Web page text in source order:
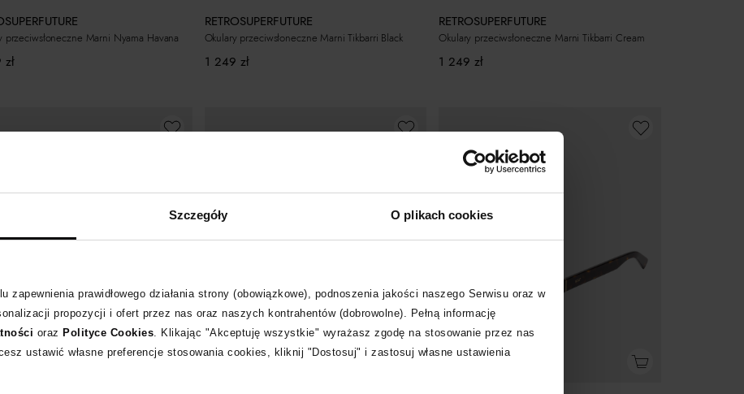
Szczegóły O plikach cookies
zapewnienia prawidłowego działania strony (obowiązkowe), podnoszenia jakości naszego Serwisu oraz w
propozycji i ofert przez nas oraz naszych kontrahentów (dobrowolne). Pełną informację
oraz Polityce Cookies . Klikając "Akceptuję wszystkie" wyrażasz zgodę na stosowanie przez nas
ustawić własne preferencje stosowania cookies, kliknij "Dostosuj" i zastosuj własne ustawienia
przeciwsłoneczne Marni Nyama Havana
zł
RETROSUPERFUTURE
Okulary przeciwsłoneczne Marni Tikbarri Black
1 249 zł
RETROSUPERFUTURE
Okulary przeciwsłoneczne Marni Tikbarri Cream
1 249zł